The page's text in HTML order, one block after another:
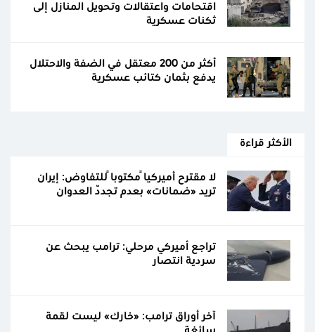
اقتحامات واعتقالات وتحويل المنازل إلى
ثكنات عسكرية
أكثر من 200 معتقل في الضفة والاحتلال
يدفع بثمان كتائب عسكرية
الأكثر قراءة
لا مقترح أميركياً مكتوباً للتفاوض: إيران
تريد «ضمانات» بعدم تجدّد العدوان
تراجع أميركي مرحلي: ترامب يبحث عن
سردية انتصار
آخر أوراق ترامب: «خارك» ليست لقمة